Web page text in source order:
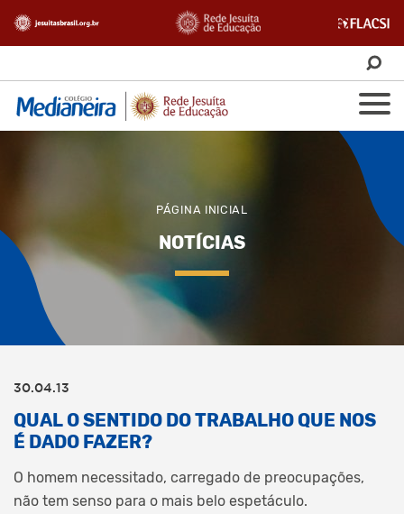
PÁGINA INICIAL
NOTÍCIAS
30.04.13
QUAL O SENTIDO DO TRABALHO QUE NOS
É DADO FAZER?
O homem necessitado, carregado de preocupações,
não tem senso para o mais belo espetáculo.